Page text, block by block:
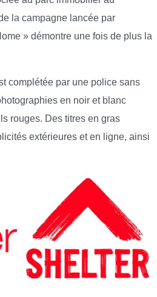
la campagne lancée par
» démontre une fois de plus la
complétée par une police sans
en noir et blanc
rouges. Des titres en gras
extérieures et en ligne, ainsi